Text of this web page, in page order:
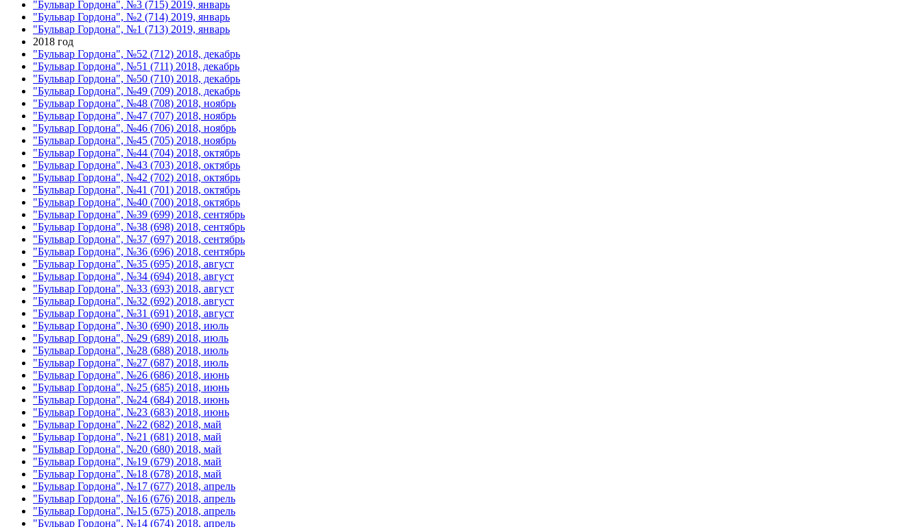
"Бульвар Гордона", №3 (715) 2019, январь
"Бульвар Гордона", №2 (714) 2019, январь
"Бульвар Гордона", №1 (713) 2019, январь
2018 год
"Бульвар Гордона", №52 (712) 2018, декабрь
"Бульвар Гордона", №51 (711) 2018, декабрь
"Бульвар Гордона", №50 (710) 2018, декабрь
"Бульвар Гордона", №49 (709) 2018, декабрь
"Бульвар Гордона", №48 (708) 2018, ноябрь
"Бульвар Гордона", №47 (707) 2018, ноябрь
"Бульвар Гордона", №46 (706) 2018, ноябрь
"Бульвар Гордона", №45 (705) 2018, ноябрь
"Бульвар Гордона", №44 (704) 2018, октябрь
"Бульвар Гордона", №43 (703) 2018, октябрь
"Бульвар Гордона", №42 (702) 2018, октябрь
"Бульвар Гордона", №41 (701) 2018, октябрь
"Бульвар Гордона", №40 (700) 2018, октябрь
"Бульвар Гордона", №39 (699) 2018, сентябрь
"Бульвар Гордона", №38 (698) 2018, сентябрь
"Бульвар Гордона", №37 (697) 2018, сентябрь
"Бульвар Гордона", №36 (696) 2018, сентябрь
"Бульвар Гордона", №35 (695) 2018, август
"Бульвар Гордона", №34 (694) 2018, август
"Бульвар Гордона", №33 (693) 2018, август
"Бульвар Гордона", №32 (692) 2018, август
"Бульвар Гордона", №31 (691) 2018, август
"Бульвар Гордона", №30 (690) 2018, июль
"Бульвар Гордона", №29 (689) 2018, июль
"Бульвар Гордона", №28 (688) 2018, июль
"Бульвар Гордона", №27 (687) 2018, июль
"Бульвар Гордона", №26 (686) 2018, июнь
"Бульвар Гордона", №25 (685) 2018, июнь
"Бульвар Гордона", №24 (684) 2018, июнь
"Бульвар Гордона", №23 (683) 2018, июнь
"Бульвар Гордона", №22 (682) 2018, май
"Бульвар Гордона", №21 (681) 2018, май
"Бульвар Гордона", №20 (680) 2018, май
"Бульвар Гордона", №19 (679) 2018, май
"Бульвар Гордона", №18 (678) 2018, май
"Бульвар Гордона", №17 (677) 2018, апрель
"Бульвар Гордона", №16 (676) 2018, апрель
"Бульвар Гордона", №15 (675) 2018, апрель
"Бульвар Гордона", №14 (674) 2018, апрель